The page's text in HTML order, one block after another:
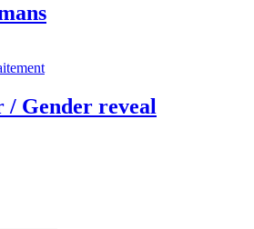
/ Gender reveal